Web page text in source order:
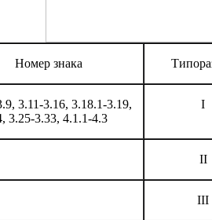
Номер знака
3.11-3.16, 3.18.1-3.19,
3.25-3.33, 4.1.1-4.3
I
II
III